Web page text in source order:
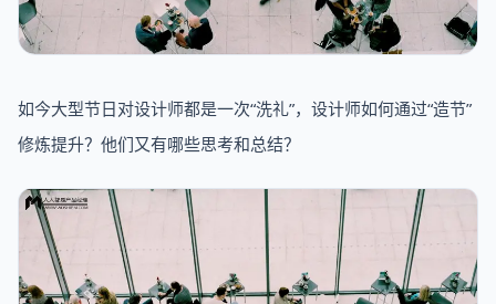
如今大型节日对设计师都是一次“洗礼”，设计师如何通过“造节”
修炼提升？他们又有哪些思考和总结？